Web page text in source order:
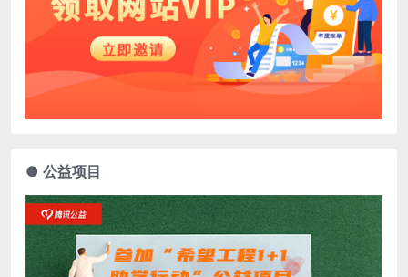
● 公益项目